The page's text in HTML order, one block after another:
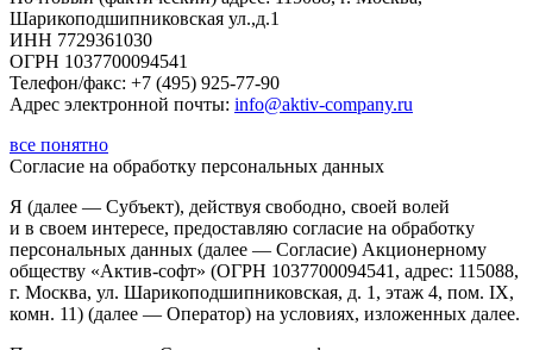
Шарикоподшипниковская ул.,д.1
ИНН 7729361030
ОГРН 1037700094541
Телефон/факс: +7 (495) 925-77-90
Адрес электронной почты: info@aktiv-company.ru
все понятно
Согласие на обработку персональных данных
Я (далее — Субъект), действуя свободно, своей волей
и в своем интересе, предоставляю согласие на обработку
персональных данных (далее — Согласие) Акционерному
обществу «Актив-софт» (ОГРН 1037700094541, адрес: 115088,
г. Москва, ул. Шарикоподшипниковская, д. 1, этаж 4, пом. IX,
комн. 11) (далее — Оператор) на условиях, изложенных далее.